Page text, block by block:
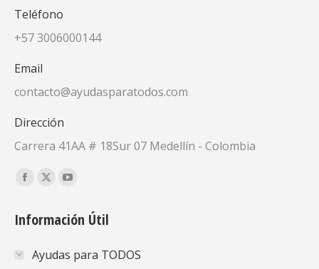
Teléfono
+57 3006000144
Email
contacto@ayudasparatodos.com
Dirección
Carrera 41AA # 18Sur 07 Medellín - Colombia
Encuéntranos en:
Facebook
opens
new
X
opens
new
YouTube
opens
new
Información Útil
Ayudas para TODOS